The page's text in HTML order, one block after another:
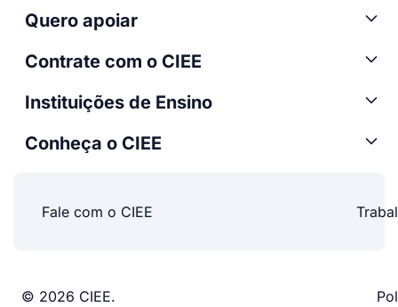
Quero apoiar
Contrate com o CIEE
Instituições de Ensino
Conheça o CIEE
Fale com o CIEE
© 2026 CIEE.